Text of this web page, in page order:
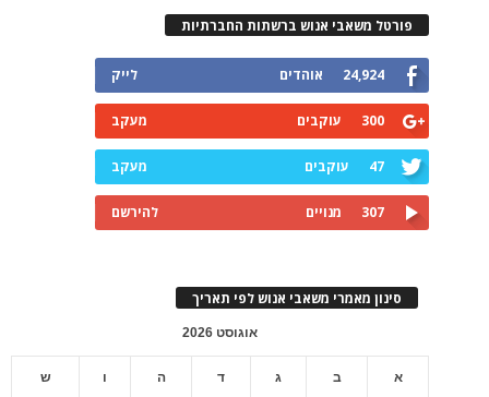
פורטל משאבי אנוש ברשתות החברתיות
24,924 אוהדים לייק
300 עוקבים מעקב
47 עוקבים מעקב
307 מנויים להירשם
סינון מאמרי משאבי אנוש לפי תאריך
אוגוסט 2026
א ב ג ד ה ו ש